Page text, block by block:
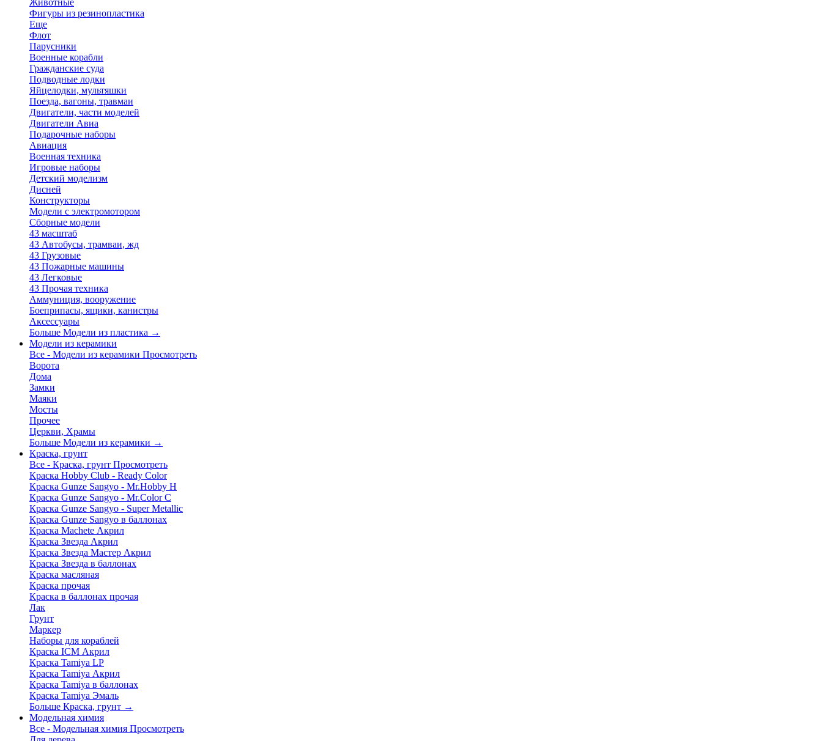
Животные
Фигуры из резинопластика
Еще
Флот
Парусники
Военные корабли
Гражданские суда
Подводные лодки
Яйцелодки, мультяшки
Поезда, вагоны, травмаи
Двигатели, части моделей
Двигатели Авиа
Подарочные наборы
Авиация
Военная техника
Игровые наборы
Детский моделизм
Дисней
Конструкторы
Модели с электромотором
Сборные модели
43 масштаб
43 Автобусы, трамваи, жд
43 Грузовые
43 Пожарные машины
43 Легковые
43 Прочая техника
Аммуниция, вооружение
Боеприпасы, ящики, канистры
Аксессуары
Больше Модели из пластика →
Модели из керамики
Все - Модели из керамики Просмотреть
Ворота
Дома
Замки
Маяки
Мосты
Прочее
Церкви, Храмы
Больше Модели из керамики →
Краска, грунт
Все - Краска, грунт Просмотреть
Краска Hobby Club - Ready Color
Краска Gunze Sangyo - Mr.Hobby H
Краска Gunze Sangyo - Mr.Color C
Краска Gunze Sangyo - Super Metallic
Краска Gunze Sangyo в баллонах
Краска Machete Акрил
Краска Звезда Акрил
Краска Звезда Мастер Акрил
Краска Звезда в баллонах
Краска масляная
Краска прочая
Краска в баллонах прочая
Лак
Грунт
Маркер
Наборы для кораблей
Краска ICM Акрил
Краска Tamiya LP
Краска Tamiya Акрил
Краска Tamiya в баллонах
Краска Tamiya Эмаль
Больше Краска, грунт →
Модельная химия
Все - Модельная химия Просмотреть